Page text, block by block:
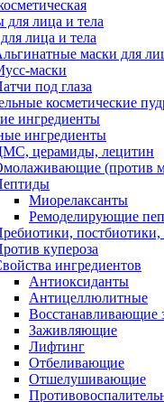
для лица и тела
лица и тела
маски для
маски
под глаза
косметические
ингредиенты
ингредиенты
церамиды, лецитин
(против
Миорелаксанты
Ремоделирующие
постбиотики,
купероза
ингредиентов
Антиоксиданты
Антицеллюлитные
Восстанавливающие
Заживляющие
Лифтинг
Отбеливающие
Отшелушивающие